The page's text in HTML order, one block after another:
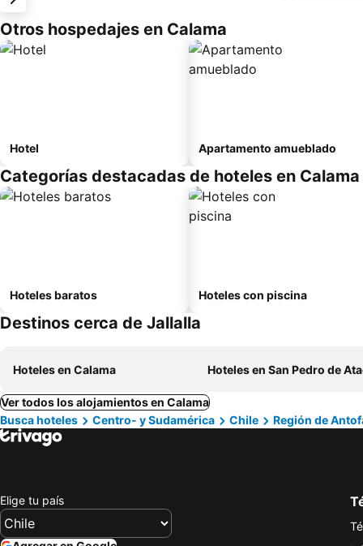
Otros hospedajes en Calama
Hotel Apartamento amueblado
Categorías destacadas de hoteles en Calama
Hoteles baratos Hoteles con piscina
Destinos cerca de Jallalla
Hoteles en Calama Hoteles en San Pedro de
Ver todos los alojamientos en Calama
Busca hoteles
Centro- y Sudamérica Chile Región de
Elige tu país